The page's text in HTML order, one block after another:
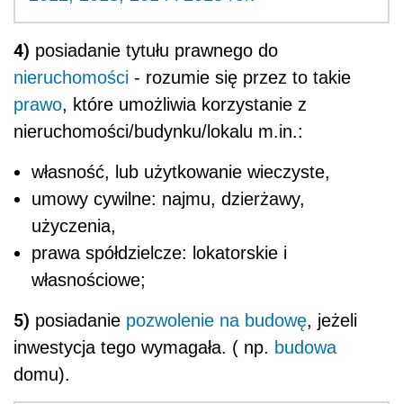
4) posiadanie tytułu prawnego do
nieruchomości - rozumie się przez to takie
prawo, które umożliwia korzystanie z
nieruchomości/budynku/lokalu m.in.:
własność, lub użytkowanie wieczyste,
umowy cywilne: najmu, dzierżawy,
użyczenia,
prawa spółdzielcze: lokatorskie i
własnościowe;
5) posiadanie pozwolenie na budowę, jeżeli
inwestycja tego wymagała. ( np. budowa
domu).